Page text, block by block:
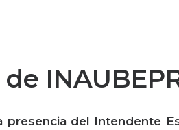
presencia del Intendente